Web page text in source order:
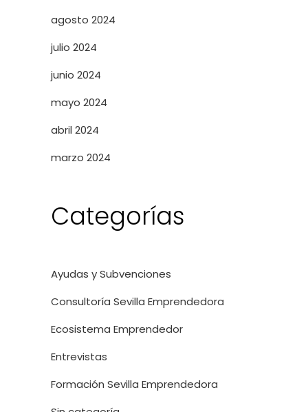
agosto 2024
julio 2024
junio 2024
mayo 2024
abril 2024
marzo 2024
Categorías
Ayudas y Subvenciones
Consultoría Sevilla Emprendedora
Ecosistema Emprendedor
Entrevistas
Formación Sevilla Emprendedora